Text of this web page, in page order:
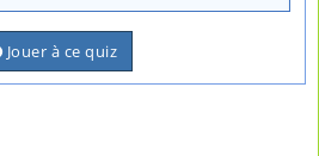
Jouer à ce quiz